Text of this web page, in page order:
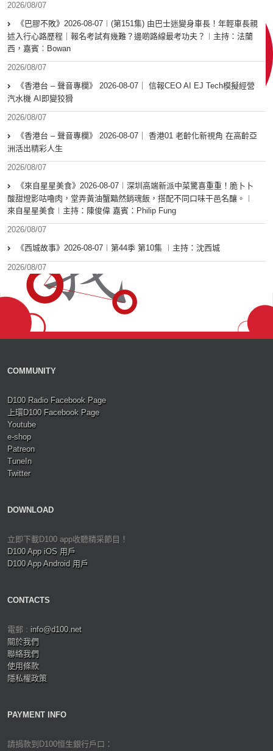
2026/08/07
《巴膠不敗》2026-08-07︱(第151集) 由巴士迷變身車長！年輕車長親
述入行心路歷程｜報名考試有幾難？邊啲路線最考功夫？︱主持：法蘭
西，嘉賓︰Bowan
2026/08/07
《香港台 – 聲音專欄》 2026-08-07｜ 信報CEO AI EJ Tech模擬經營
汽水機 AI即變狡猾
2026/08/07
《香港台 – 聲音專欄》 2026-08-07｜ 香港01 老齡化新視角 在高齡亞
洲活出精彩人生
2026/08/07
《來自星星美食》2026-08-07︱深圳高端新派中菜驚喜重重！脆卜卜
酸甜燈影咕嚕肉，堂弄黃油蟹黯然銷魂飯，搭配不同口味干邑名釀。︱
來自星星美食︱主持：陳俊偉 嘉賓：Philip Fung
2026/08/07
《西城故事》2026-08-07︱第44季 第10集 ︱主持：沈西城
2026/08/07
COMMUNITY
D100 Radio Facebook Page
上環D100 Facebook Page
Youtube
e-shop
Patreon
TuneIn
Twitter
DOWNLOAD
立即下載D100 app收聽精采節目！
D100 App iOS 用戶
D100 App Android 用戶
CONTACTS
電郵 : info@d100.net
關於我們
聯絡我們
使用條款
隱私權政策
PAYMENT INFO
請捐款到D100恒生銀行戶口：